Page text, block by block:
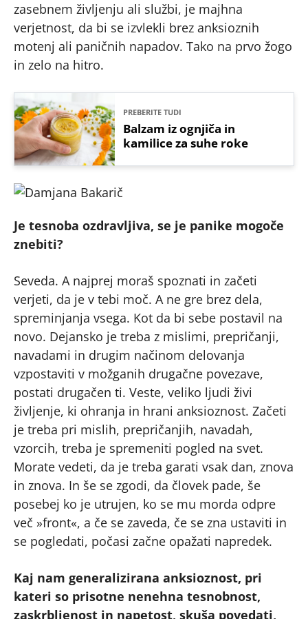
zasebnem življenju ali službi, je majhna
verjetnost, da bi se izvlekli brez anksioznih
motenj ali paničnih napadov. Tako na prvo žogo
in zelo na hitro.
PREBERITE TUDI
Balzam iz ognjiča in
kamilice za suhe roke
Je tesnoba ozdravljiva, se je panike mogoče
znebiti?
Seveda. A najprej moraš spoznati in začeti
verjeti, da je v tebi moč. A ne gre brez dela,
spreminjanja vsega. Kot da bi sebe postavil na
novo. Dejansko je treba z mislimi, prepričanji,
navadami in drugim načinom delovanja
vzpostaviti v možganih drugačne povezave,
postati drugačen ti. Veste, veliko ljudi živi
življenje, ki ohranja in hrani anksioznost. Začeti
je treba pri mislih, prepričanjih, navadah,
vzorcih, treba je spremeniti pogled na svet.
Morate vedeti, da je treba garati vsak dan, znova
in znova. In še se zgodi, da človek pade, še
posebej ko je utrujen, ko se mu morda odpre
več »front«, a če se zaveda, če se zna ustaviti in
se pogledati, počasi začne opažati napredek.
Kaj nam generalizirana anksioznost, pri
kateri so prisotne nenehna tesnobnost,
zaskrbljenost in napetost, skuša povedati,